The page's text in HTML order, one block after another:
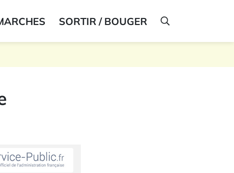
SORTIR / BOUGER AFFICHER LA